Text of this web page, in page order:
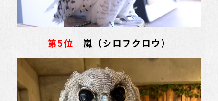
第5位 嵐（シロフクロウ）